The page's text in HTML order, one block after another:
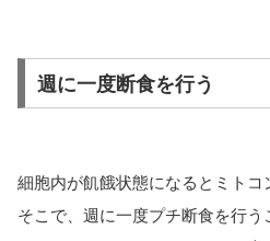
週に一度断食を行う
細胞内が飢餓状態になるとミトコ
そこで、週に一度プチ断食を行